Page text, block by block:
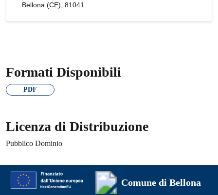
Bellona (CE), 81041
Formati Disponibili
PDF
Licenza di Distribuzione
Pubblico Dominio
Comune di Bellona